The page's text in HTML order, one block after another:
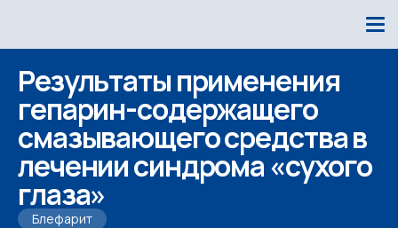
Результаты применения
гепарин-содержащего
смазывающего средства в
лечении синдрома «сухого
глаза»
Блефарит